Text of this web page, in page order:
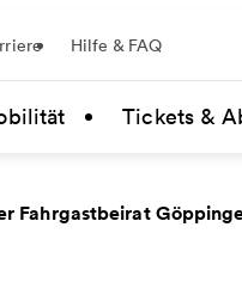
Hilfe & FAQ
Tickets &
Fahrgastbeirat